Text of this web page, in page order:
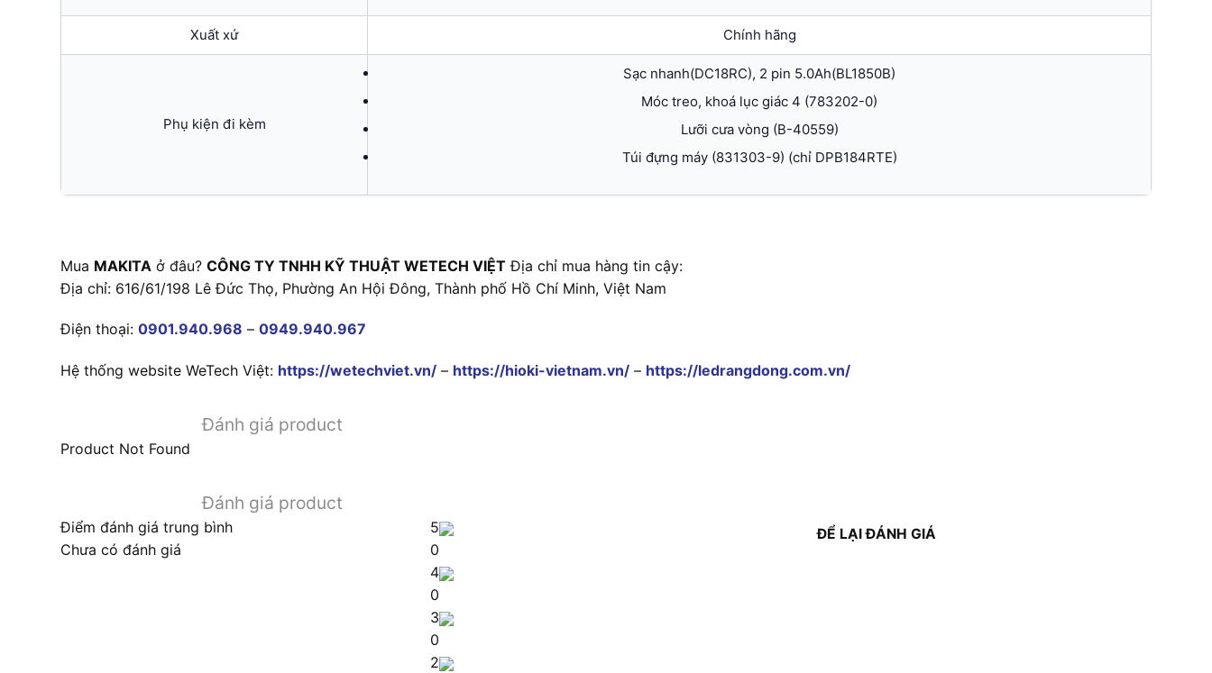
Xuất xứ Chính hãng
Phụ kiện đi kèm
Sạc nhanh(DC18RC), 2 pin 5.0Ah(BL1850B)
Móc treo, khoá lục giác 4 (783202-0)
Lưỡi cưa vòng (B-40559)
Túi đựng máy (831303-9) (chỉ DPB184RTE)
Mua MAKITA ở đâu? CÔNG TY TNHH KỸ THUẬT WETECH VIỆT Địa chỉ mua hàng tin cậy:
Địa chỉ: 616/61/198 Lê Đức Thọ, Phường An Hội Đông, Thành phố Hồ Chí Minh, Việt Nam
Điện thoại: 0901.940.968 – 0949.940.967
Hệ thống website WeTech Việt: https://wetechviet.vn/ – https://hioki-vietnam.vn/ – https://ledrangdong.com.vn/
Đánh giá product
Product Not Found
Đánh giá product
Điểm đánh giá trung bình
Chưa có đánh giá
5
0
4
0
3
0
2
ĐỂ LẠI ĐÁNH GIÁ